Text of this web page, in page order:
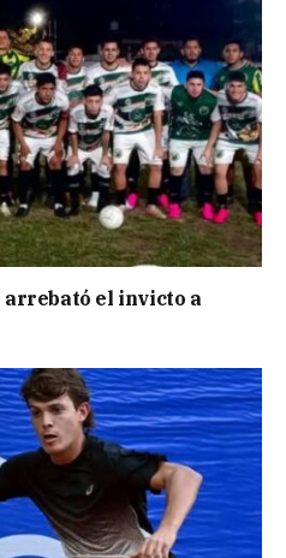
arrebató el invicto a